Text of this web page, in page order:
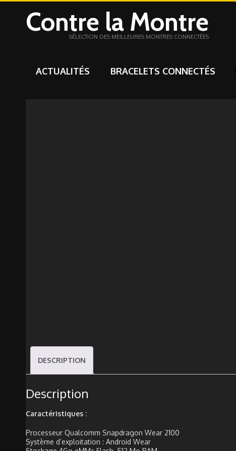
Contre la Montre
SÉLECTION DES MEILLEURES MONTRES CONNECTÉES
ACTUALITÉS BRACELETS CONNECTÉS
DESCRIPTION
Description
Caractéristiques :
Processeur Qualcomm Snapdragon Wear 2100
Système d’exploitation : Android Wear